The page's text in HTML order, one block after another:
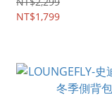
NT$1,799